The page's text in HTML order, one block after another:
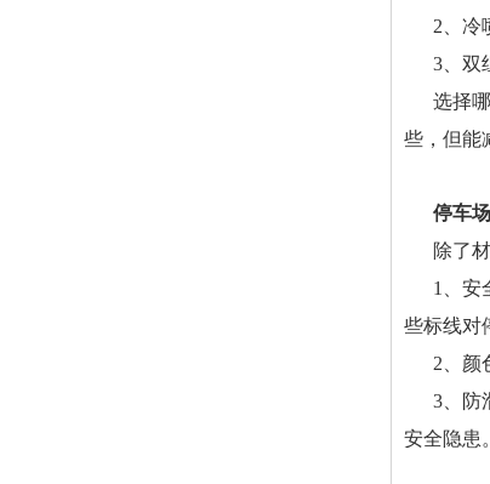
2、冷
3、双
选择
些，但能
停车
除了
1、安
些标线对
2、颜
3、防
安全隐患。